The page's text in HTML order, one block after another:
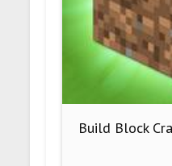
Build Block